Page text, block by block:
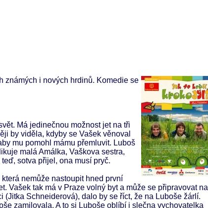
známých i nových hrdinů. Komedie se
Má jedinečnou možnost jet na tři
by viděla, kdyby se Vašek věnoval
mu pomohl mámu přemluvit. Luboš
malá Amálka, Vaškova sestra,
sotva přijel, ona musí pryč.
nemůže nastoupit hned první
Vašek tak má v Praze volný byt a může se připravovat na
Schneiderová), dalo by se říct, že na Luboše žárlí.
zamilovala. A to si Luboše oblíbí i slečna vychovatelka